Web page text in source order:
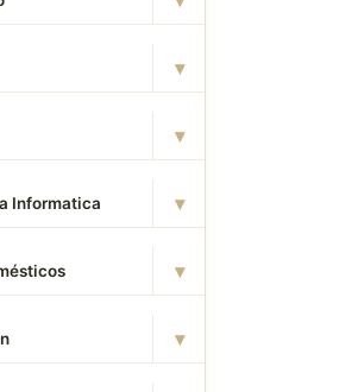
AutoCAD DWG Gratis –
▾
▾
Informatica ▾
▾
▾